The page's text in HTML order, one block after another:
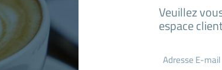
Veuillez
espace